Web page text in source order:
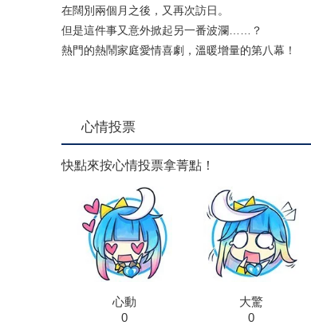
在闊別兩個月之後，又再次訪日。
但是這件事又意外掀起另一番波瀾……？
熱門的熱鬧家庭愛情喜劇，溫暖增量的第八幕！
心情投票
快點來按心情投票拿菁點！
心動
0
大驚
0